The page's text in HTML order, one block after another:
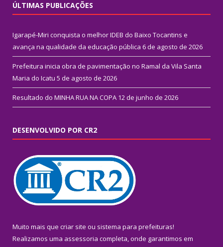
ÚLTIMAS PUBLICAÇÕES
Igarapé-Miri conquista o melhor IDEB do Baixo Tocantins e
avança na qualidade da educação pública 6 de agosto de 2026
Prefeitura inicia obra de pavimentação no Ramal da Vila Santa
Maria do Icatu 5 de agosto de 2026
Resultado do MINHA RUA NA COPA 12 de junho de 2026
DESENVOLVIDO POR CR2
Muito mais que criar site ou sistema para prefeituras!
Realizamos uma assessoria completa, onde garantimos em